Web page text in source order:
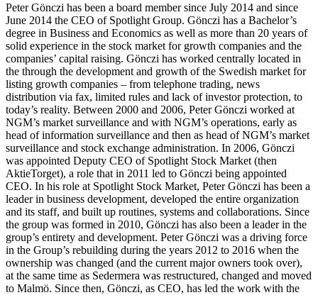
Peter Gönczi has been a board member since July 2014 and since
June 2014 the CEO of Spotlight Group. Gönczi has a Bachelor’s
degree in Business and Economics as well as more than 20 years of
solid experience in the stock market for growth companies and the
companies’ capital raising. Gönczi has worked centrally located in
the through the development and growth of the Swedish market for
listing growth companies – from telephone trading, news
distribution via fax, limited rules and lack of investor protection, to
today’s reality. Between 2000 and 2006, Peter Gönczi worked at
NGM’s market surveillance and with NGM’s operations, early as
head of information surveillance and then as head of NGM’s market
surveillance and stock exchange administration. In 2006, Gönczi
was appointed Deputy CEO of Spotlight Stock Market (then
AktieTorget), a role that in 2011 led to Gönczi being appointed
CEO. In his role at Spotlight Stock Market, Peter Gönczi has been a
leader in business development, developed the entire organization
and its staff, and built up routines, systems and collaborations. Since
the group was formed in 2010, Gönczi has also been a leader in the
group’s entirety and development. Peter Gönczi was a driving force
in the Group’s rebuilding during the years 2012 to 2016 when the
ownership was changed (and the current major owners took over),
at the same time as Sedermera was restructured, changed and moved
to Malmö. Since then, Gönczi, as CEO, has led the work with the